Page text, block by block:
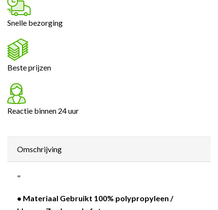
Snelle bezorging
Beste prijzen
Reactie binnen 24 uur
Omschrijving
"
• Materiaal Gebruikt 100% polypropyleen /